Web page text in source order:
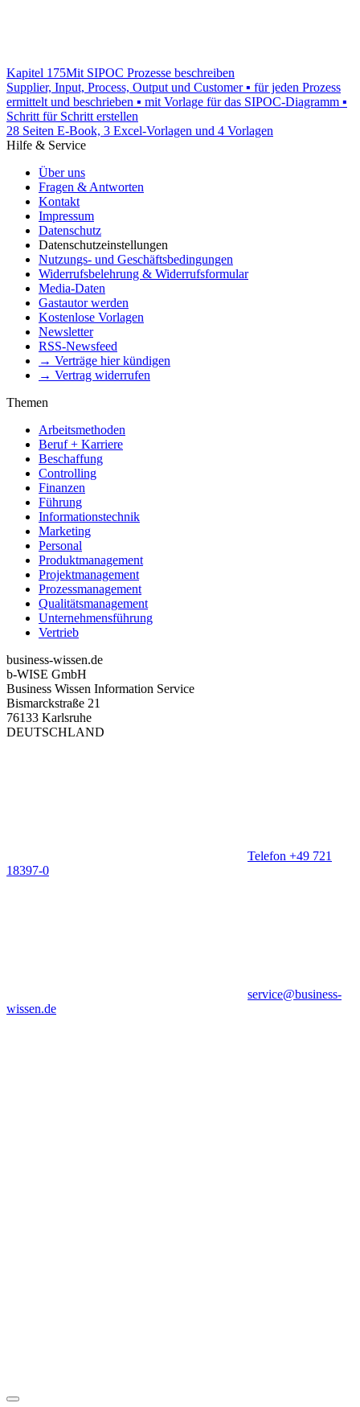
Kapitel 175Mit SIPOC Prozesse beschreiben
Supplier, Input, Process, Output und Customer ▪ für jeden Prozess
ermittelt und beschrieben ▪ mit Vorlage für das SIPOC-Diagramm ▪
Schritt für Schritt erstellen
28 Seiten E-Book, 3 Excel-Vorlagen und 4 Vorlagen
Hilfe & Service
Über uns
Fragen & Antworten
Kontakt
Impressum
Datenschutz
Datenschutzeinstellungen
Nutzungs- und Geschäftsbedingungen
Widerrufsbelehrung & Widerrufsformular
Media-Daten
Gastautor werden
Kostenlose Vorlagen
Newsletter
RSS-Newsfeed
→ Verträge hier kündigen
→ Vertrag widerrufen
Themen
Arbeitsmethoden
Beruf + Karriere
Beschaffung
Controlling
Finanzen
Führung
Informationstechnik
Marketing
Personal
Produktmanagement
Projektmanagement
Prozessmanagement
Qualitätsmanagement
Unternehmensführung
Vertrieb
business-wissen.de
b-WISE GmbH
Business Wissen Information Service
Bismarckstraße 21
76133 Karlsruhe
DEUTSCHLAND
Telefon +49 721
18397-0
service@business-
wissen.de